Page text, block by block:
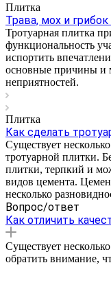
Плитка
Трава, мох и
Тротуарная плитка
функциональность
испортить
основные причины и
неприятностей.
Плитка
Как сделать
Существует
тротуарной плитки.
плитки, терпкий и
видов цемента.
несколько
Вопрос/ответ
Как отличить
Существует
обратить внимание,